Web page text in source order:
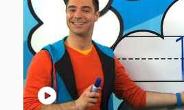
play_circle